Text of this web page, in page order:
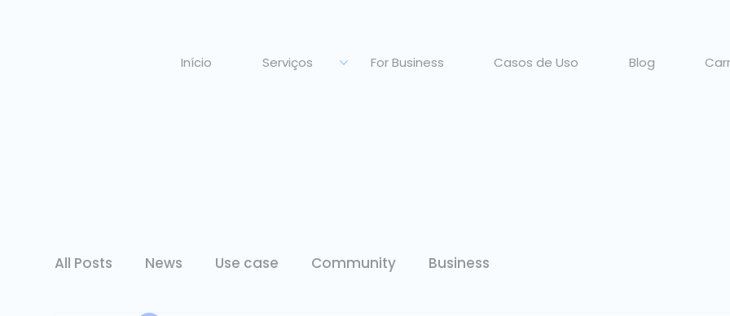
Início Serviços For Business Casos de Uso Blog
All Posts News Use case Community Business